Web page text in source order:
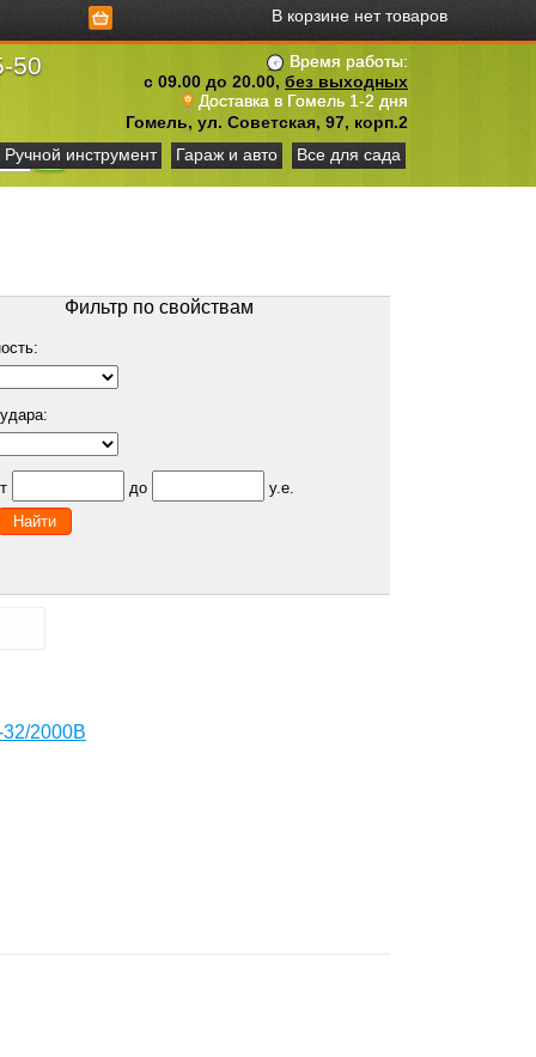
В корзине нет товаров
Время работы:
с 09.00 до 20.00, без выходных
Доставка в Гомель 1-2 дня
Гомель, ул. Советская, 97, корп.2
50
Ручной инструмент Гараж и авто Все для сада
Фильтр по свойствам
до у.е.
2000В